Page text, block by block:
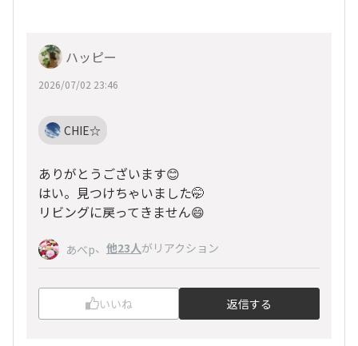
ハッピー
2026/07/02 23:46
CHIE☆
ありがとうございます😊
はい。見つけちゃいました🤭
リビングに戻ってきません😄
あべp、 他23人がリアクション
いいね 返信する